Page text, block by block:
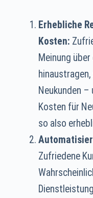
Erhebliche
Kosten:
Meinung
Neukunden
Kosten für
so also
Zufriedene